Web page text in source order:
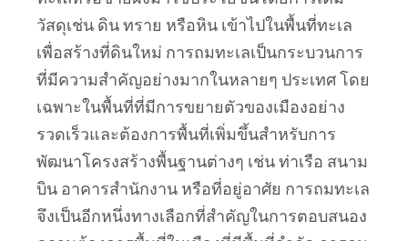
วัสดุเช่น ดิน ทราย หรือหิน เข้าไปในพื้นที่ทะเล
เพื่อสร้างที่ดินใหม่ การถมทะเลเป็นกระบวนการ
ที่มีความสำคัญอย่างมากในหลายๆ ประเทศ โดย
เฉพาะในพื้นที่ที่มีการขยายตัวของเมืองอย่าง
รวดเร็วและต้องการพื้นที่เพิ่มขึ้นสำหรับการ
พัฒนาโครงสร้างพื้นฐานต่างๆ เช่น ท่าเรือ สนาม
บิน อาคารสำนักงาน หรือที่อยู่อาศัย การถมทะเล
จึงเป็นอีกหนึ่งทางเลือกที่สำคัญในการตอบสนอง